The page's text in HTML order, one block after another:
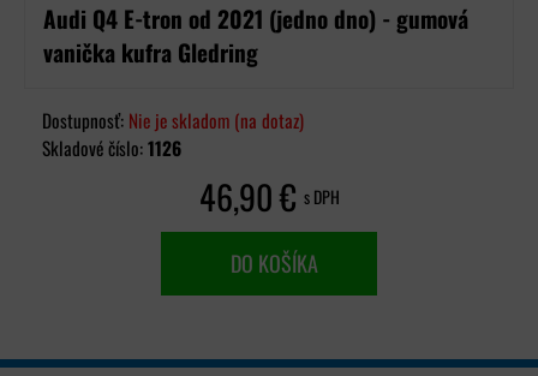
Audi Q4 E-tron od 2021 (jedno dno) - gumová
vanička kufra Gledring
Dostupnosť: Nie je skladom (na dotaz)
Skladové číslo:1126
46,90 € s DPH
DO KOŠÍKA